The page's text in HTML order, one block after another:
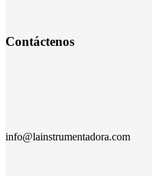
Contáctenos
info@lainstrumentadora.com